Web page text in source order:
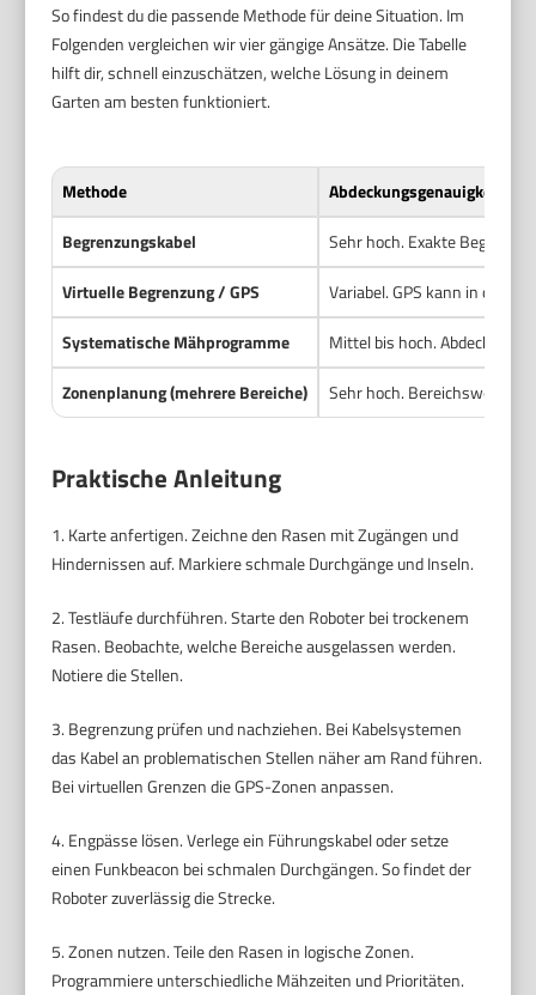
So findest du die passende Methode für deine Situation. Im
Folgenden vergleichen wir vier gängige Ansätze. Die Tabelle
hilft dir, schnell einzuschätzen, welche Lösung in deinem
Garten am besten funktioniert.
Methode
Abdeckungsgenauigkeit
Begrenzungskabel
Sehr hoch. Exakte
Virtuelle Begrenzung / GPS
Variabel. GPS kann in
Systematische Mähprogramme
Mittel bis hoch. Abdeckung
Zonenplanung (mehrere Bereiche)
Sehr hoch. Bereichsweise
Praktische Anleitung
1. Karte anfertigen. Zeichne den Rasen mit Zugängen und
Hindernissen auf. Markiere schmale Durchgänge und Inseln.
2. Testläufe durchführen. Starte den Roboter bei trockenem
Rasen. Beobachte, welche Bereiche ausgelassen werden.
Notiere die Stellen.
3. Begrenzung prüfen und nachziehen. Bei Kabelsystemen
das Kabel an problematischen Stellen näher am Rand führen.
Bei virtuellen Grenzen die GPS-Zonen anpassen.
4. Engpässe lösen. Verlege ein Führungskabel oder setze
einen Funkbeacon bei schmalen Durchgängen. So findet der
Roboter zuverlässig die Strecke.
5. Zonen nutzen. Teile den Rasen in logische Zonen.
Programmiere unterschiedliche Mähzeiten und Prioritäten.